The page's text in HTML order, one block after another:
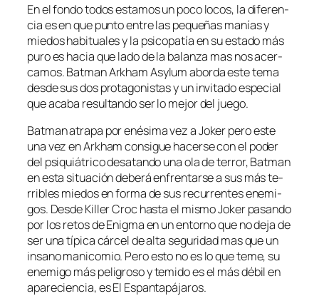
En el fon­do to­dos es­ta­mos un po­co lo­cos, la di­fe­ren­
cia es en que pun­to en­tre las pe­que­ñas ma­nías y
mie­dos ha­bi­tua­les y la psi­co­pa­tía en su es­ta­do más
pu­ro es ha­cia que la­do de la ba­lan­za mas nos acer­
ca­mos. Batman Arkham Asylum abor­da es­te te­ma
des­de sus dos pro­ta­go­nis­tas y un in­vi­ta­do es­pe­cial
que aca­ba re­sul­tan­do ser lo me­jor del juego.
Batman atra­pa por enési­ma vez a Joker pe­ro es­te
una vez en Arkham con­si­gue ha­cer­se con el po­der
del psi­quiá­tri­co des­atan­do una ola de te­rror, Batman
en es­ta si­tua­ción de­be­rá en­fren­tar­se a sus más te­
rri­bles mie­dos en for­ma de sus re­cu­rren­tes enemi­
gos. Desde Killer Croc has­ta el mis­mo Joker pa­san­do
por los re­tos de Enigma en un en­torno que no de­ja de
ser una tí­pi­ca cár­cel de al­ta se­gu­ri­dad mas que un
in­sano ma­ni­co­mio. Pero es­to no es lo que te­me, su
enemi­go más pe­li­gro­so y te­mi­do es el más dé­bil en
apa­re­cien­cia, es El Espantapájaros.